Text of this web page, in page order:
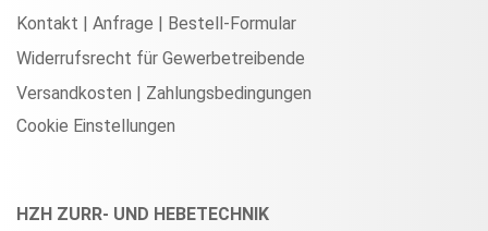
Kontakt | Anfrage | Bestell-Formular
Widerrufsrecht für Gewerbetreibende
Versandkosten | Zahlungsbedingungen
Cookie Einstellungen
HZH ZURR- UND HEBETECHNIK